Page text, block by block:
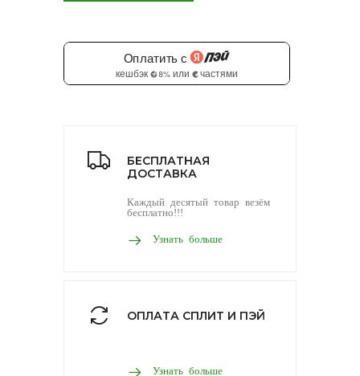
БЕСПЛАТНАЯ
ДОСТАВКА
Каждый десятый товар везём
бесплатно!!!
Узнать больше
ОПЛАТА СПЛИТ И ПЭЙ
Узнать больше